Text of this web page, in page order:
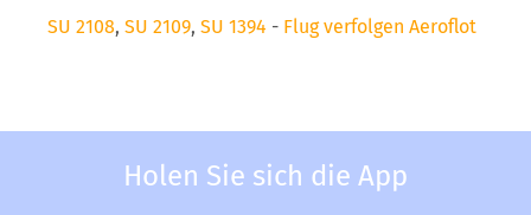
SU 2108, SU 2109, SU 1394 - Flug verfolgen Aeroflot
Holen Sie sich die App